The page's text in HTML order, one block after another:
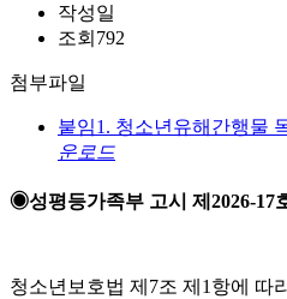
작성일
조회 792
첨부파일
붙임1. 청소년유해간행물
운로드
◉성평등가족부 고시 제2026-17
청소년보호법 제7조 제1항에 따